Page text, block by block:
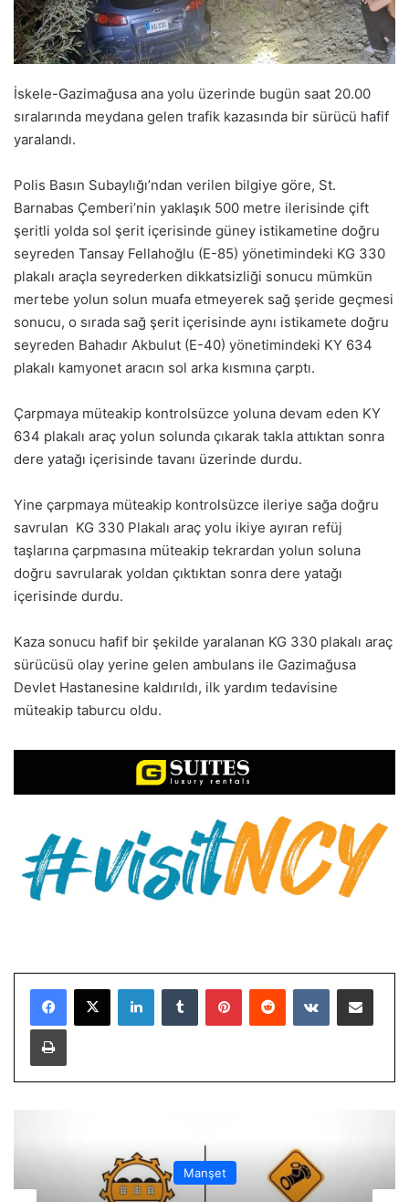
İskele-Gazimağusa ana yolu üzerinde bugün saat 20.00
sıralarında meydana gelen trafik kazasında bir sürücü hafif
yaralandı.
Polis Basın Subaylığı’ndan verilen bilgiye göre, St.
Barnabas Çemberi’nin yaklaşık 500 metre ilerisinde çift
şeritli yolda sol şerit içerisinde güney istikametine doğru
seyreden Tansay Fellahoğlu (E-85) yönetimindeki KG 330
plakalı araçla seyrederken dikkatsizliği sonucu mümkün
mertebe yolun solun muafa etmeyerek sağ şeride geçmesi
sonucu, o sırada sağ şerit içerisinde aynı istikamete doğru
seyreden Bahadır Akbulut (E-40) yönetimindeki KY 634
plakalı kamyonet aracın sol arka kısmına çarptı.
Çarpmaya müteakip kontrolsüzce yoluna devam eden KY
634 plakalı araç yolun solunda çıkarak takla attıktan sonra
dere yatağı içerisinde tavanı üzerinde durdu.
Yine çarpmaya müteakip kontrolsüzce ileriye sağa doğru
savrulan KG 330 Plakalı araç yolu ikiye ayıran refüj
taşlarına çarpmasına müteakip tekrardan yolun soluna
doğru savrularak yoldan çıktıktan sonra dere yatağı
içerisinde durdu.
Kaza sonucu hafif bir şekilde yaralanan KG 330 plakalı araç
sürücüsü olay yerine gelen ambulans ile Gazimağusa
Devlet Hastanesine kaldırıldı, ilk yardım tedavisine
müteakip taburcu oldu.
LinkedInTumblr PinterestReddit VKontakteE-Posta ile paylaş
Yazdır
Manşet